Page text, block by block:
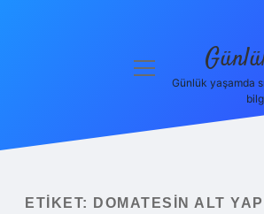
menüyü
Günlük yaşamda
ETIKET:
DOMATESIN ALT